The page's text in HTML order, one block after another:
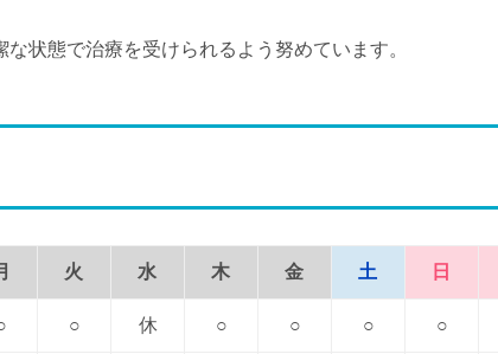
状態で治療を受けられるよう努めています。
火 水 木 金 土 日
○ 休 ○ ○ ○ ○